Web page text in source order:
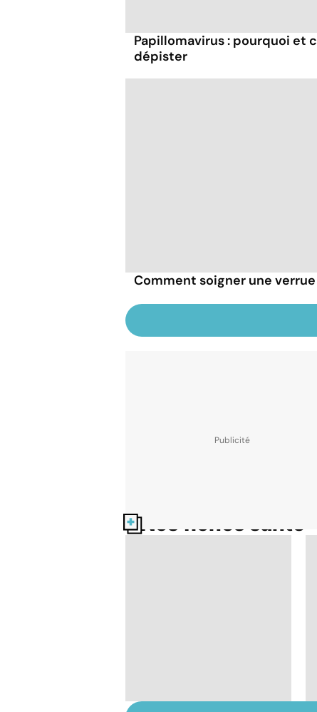
Papillomavirus : pourquoi et
dépister
Comment soigner une
Nos fiches santé